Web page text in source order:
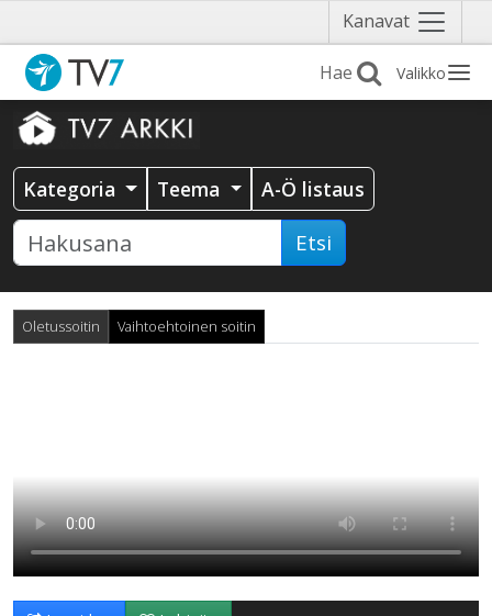
Kanavat Näytä
valikko
Valikko
Kategoria Teema A-Ö listaus
Etsi
Oletussoitin Vaihtoehtoinen soitin